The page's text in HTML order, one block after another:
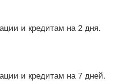
и кредитам на 2 дня.
и кредитам на 7 дней.